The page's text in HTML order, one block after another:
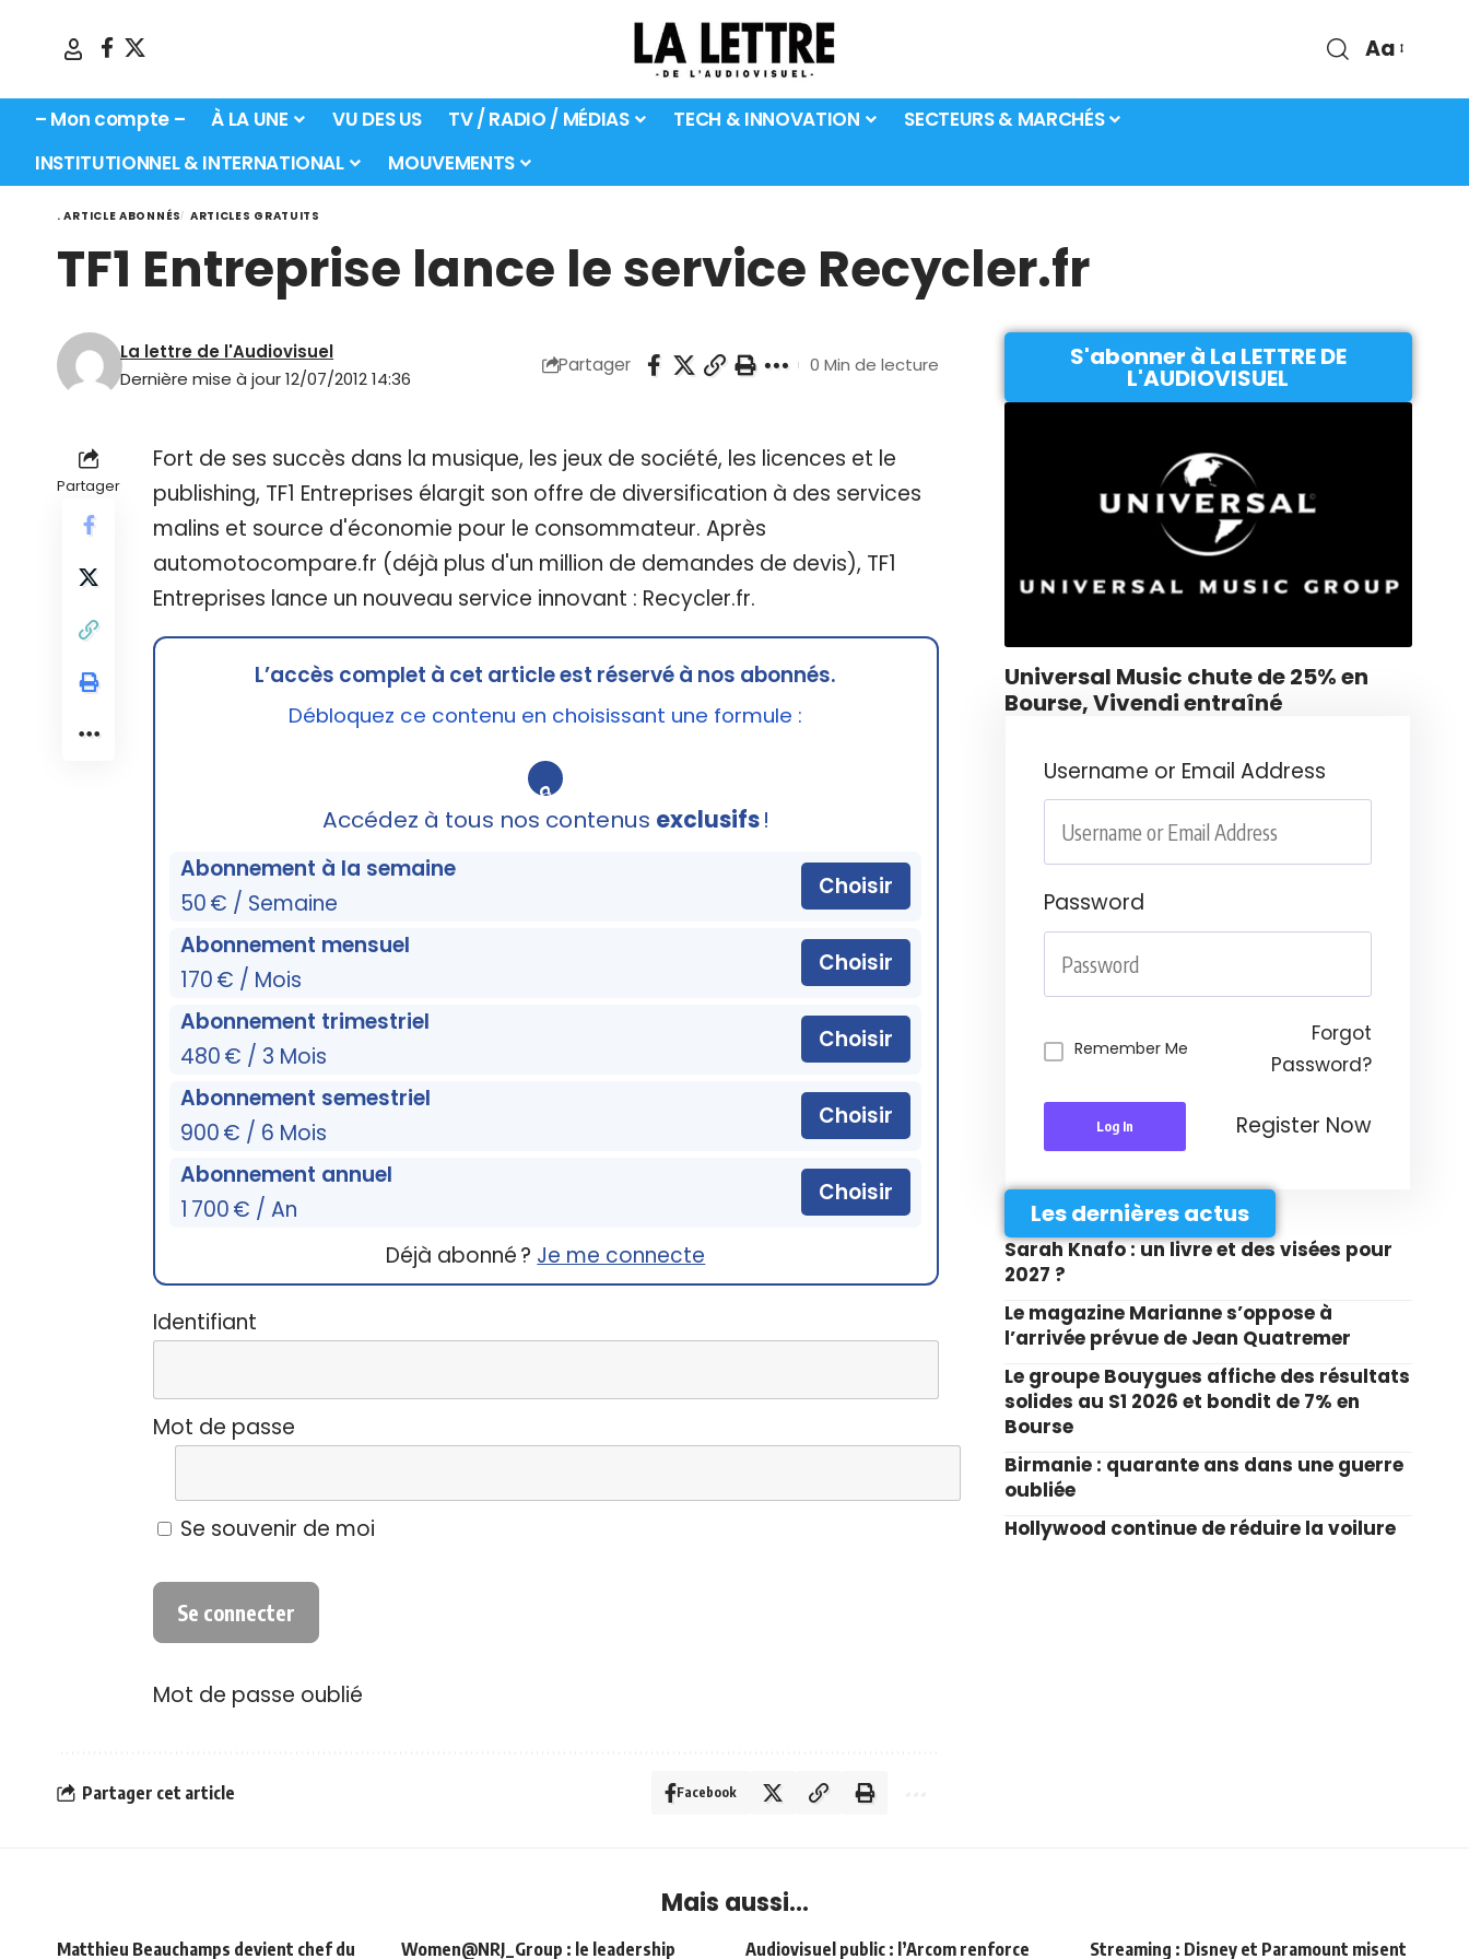
Aa
– Mon compte – À LA UNE VU DES US TV / RADIO / MÉDIAS TECH & INNOVATION
SECTEURS & MARCHÉS
INSTITUTIONNEL & INTERNATIONAL
MOUVEMENTS
. ARTICLE ABONNÉS ARTICLES GRATUITS
TF1 Entreprise lance le service Recycler.fr
Dernière mise à jour 12/07/2012 14:36
La lettre de l'Audiovisuel
Partager 0 Min de lecture
Partager
Fort de ses succès dans la musique, les jeux de société, les licences et le
publishing, TF1 Entreprises élargit son offre de diversification à des services
malins et source d'économie pour le consommateur. Après
automotocompare.fr (déjà plus d'un million de demandes de devis), TF1
Entreprises lance un nouveau service innovant : Recycler.fr.
L’accès complet à cet article est réservé à nos abonnés.
Débloquez ce contenu en choisissant une formule :
🔒
Accédez à tous nos contenus exclusifs!
Abonnement à la semaine
50 € / Semaine
Choisir
Abonnement mensuel
170 € / Mois
Choisir
Abonnement trimestriel
480 € / 3 Mois
Choisir
Abonnement semestriel
900 € / 6 Mois
Choisir
Abonnement annuel
1 700 € / An
Choisir
Déjà abonné ? Je me connecte
Identifiant
Mot de passe
Se souvenir de moi
Mot de passe oublié
Partager cet article Facebook
S'abonner à La LETTRE DE
L'AUDIOVISUEL
Universal Music chute de 25% en
Bourse, Vivendi entraîné
Username or Email Address
Password
Remember Me
Forgot
Password?
Log In Register Now
Les dernières actus
Sarah Knafo : un livre et des visées pour
2027 ?
Le magazine Marianne s’oppose à
l’arrivée prévue de Jean Quatremer
Le groupe Bouygues affiche des résultats
solides au S1 2026 et bondit de 7% en
Bourse
Birmanie : quarante ans dans une guerre
oubliée
Hollywood continue de réduire la voilure
Mais aussi...
Matthieu Beauchamps devient chef du Women@NRJ_Group : le leadership Audiovisuel public : l’Arcom renforce Streaming : Disney et Paramount misent